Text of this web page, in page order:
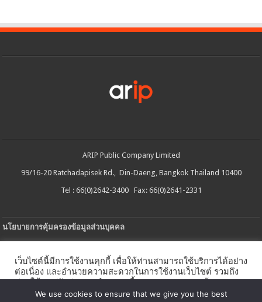
ARIP Public Company Limited
99/16-20 Ratchadapisek Rd., Din-Daeng, Bangkok Thailand 10400
Tel : 66(0)2642-3400 Fax: 66(0)2641-2331
นโยบายการคุ้มครองข้อมูลส่วนบุคคล
นโยบายการใช้คกกี้
เว็บไซต์นี้มีการใช้งานคุกกี้ เพื่อให้ท่านสามารถใช้บริการได้อย่าง
ต่อเนื่อง และอำนวยความสะดวกในการใช้งานเว็บไซต์ รวมถึง
ช่วยให้เราปรับปรุงการนำเสนอเนื้อหาตรงตามความต้องการ
ของท่าน โดยสามารถศึกษารายละเอียดเพิ่มเติมได้ใน นโยบาย
We use cookies to ensure that we give you the best